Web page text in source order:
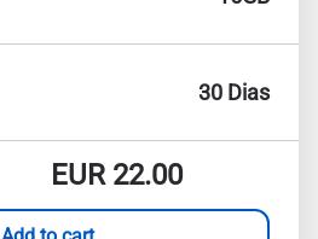
30 Dias
EUR22.00